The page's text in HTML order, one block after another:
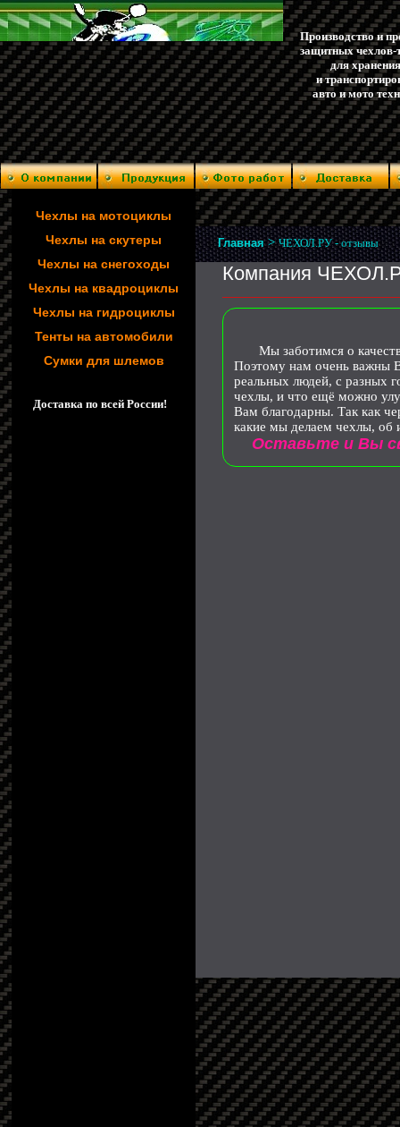
Производство и
защитных чехлов-
для хранения
и
авто и мото
Чехлы на мотоциклы
Чехлы на скутеры
Чехлы на снегоходы
Чехлы на квадроциклы
Чехлы на гидроциклы
Тенты на автомобили
Сумки для шлемов
Доставка по всей России!
Главная>ЧЕХОЛ.РУ - отзывы
Компания
Мы заботимся о
Поэтому нам очень важны
реальных людей, с разных
чехлы, и что ещё можно
Вам благодарны. Так как
какие мы делаем чехлы, об
Оставьте и Вы